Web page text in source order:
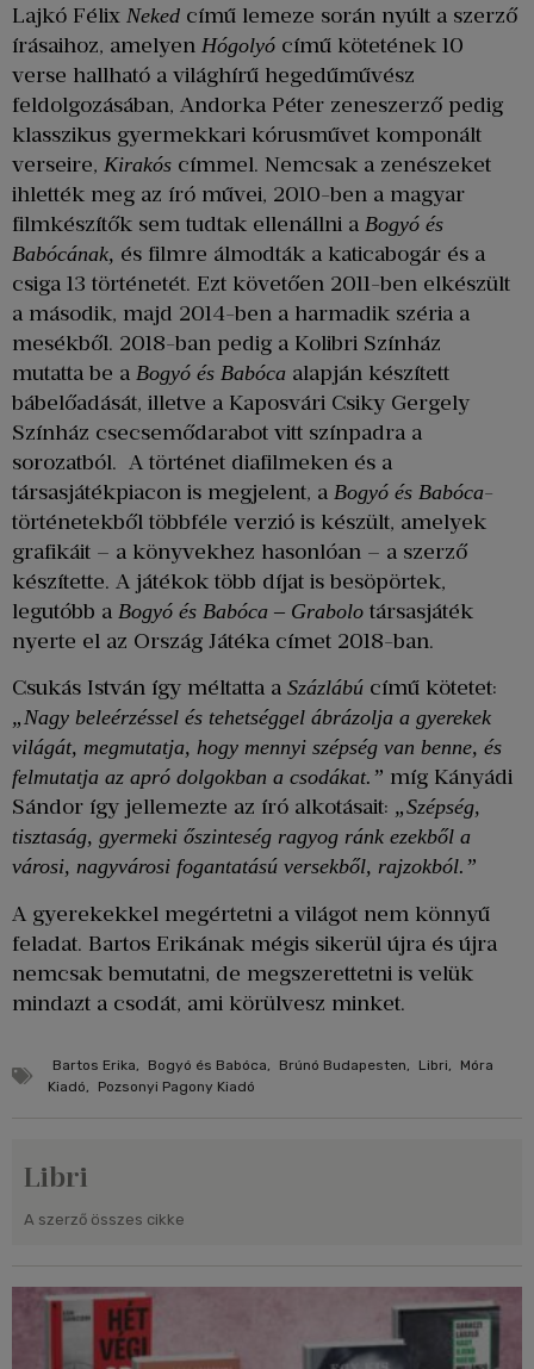
Lajkó Félix Neked című lemeze során nyúlt a szerző
írásaihoz, amelyen Hógolyó című kötetének 10
verse hallható a világhírű hegedűművész
feldolgozásában, Andorka Péter zeneszerző pedig
klasszikus gyermekkari kórusművet komponált
verseire, Kirakós címmel. Nemcsak a zenészeket
ihlették meg az író művei, 2010-ben a magyar
filmkészítők sem tudtak ellenállni a Bogyó és
Babócának, és filmre álmodták a katicabogár és a
csiga 13 történetét. Ezt követően 2011-ben elkészült
a második, majd 2014-ben a harmadik széria a
mesékből. 2018-ban pedig a Kolibri Színház
mutatta be a Bogyó és Babóca alapján készített
bábelőadását, illetve a Kaposvári Csiky Gergely
Színház csecsemődarabot vitt színpadra a
sorozatból. A történet diafilmeken és a
társasjátékpiacon is megjelent, a Bogyó és Babóca-
történetekből többféle verzió is készült, amelyek
grafikáit – a könyvekhez hasonlóan – a szerző
készítette. A játékok több díjat is besöpörtek,
legutóbb a Bogyó és Babóca – Grabolo társasjáték
nyerte el az Ország Játéka címet 2018-ban.
Csukás István így méltatta a Százlábú című kötetet:
„Nagy beleérzéssel és tehetséggel ábrázolja a gyerekek
világát, megmutatja, hogy mennyi szépség van benne, és
felmutatja az apró dolgokban a csodákat.” míg Kányádi
Sándor így jellemezte az író alkotásait: „Szépség,
tisztaság, gyermeki őszinteség ragyog ránk ezekből a
városi, nagyvárosi fogantatású versekből, rajzokból.”
A gyerekekkel megértetni a világot nem könnyű
feladat. Bartos Erikának mégis sikerül újra és újra
nemcsak bemutatni, de megszerettetni is velük
mindazt a csodát, ami körülvesz minket.
Bartos Erika, Bogyó és Babóca, Brúnó Budapesten, Libri,
Móra
Kiadó, Pozsonyi Pagony Kiadó
Libri
A szerző összes cikke